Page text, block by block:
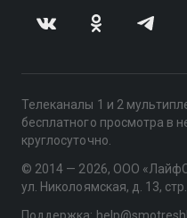
Телеканалы 1 и 2
бесплатного просмотра в
круглосуточно.
© 2014 — 2026, ООО
ул. Николоямская, д. 13,